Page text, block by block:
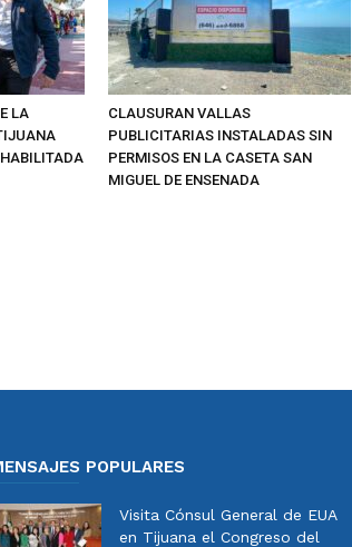
LA
CLAUSURAN VALLAS
PUBLICITARIAS INSTALADAS SIN
PERMISOS EN LA CASETA SAN
MIGUEL DE ENSENADA
POPULARES
Visita Cónsul General de EUA
en Tijuana el Congreso del